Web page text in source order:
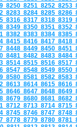
8250 8251 8252 8253
8283 8284 8285 8286
8316 8317 8318 8319
8349 8350 8351 8352
8382 8383 8384 8385
8415 8416 8417 8418
8448 8449 8450 8451
8481 8482 8483 8484
8514 8515 8516 8517
8547 8548 8549 8550
8580 8581 8582 8583
8613 8614 8615 8616
8646 8647 8648 8649
8679 8680 8681 8682
8712 8713 8714 8715
8745 8746 8747 8748
8778 8779 8780 8781